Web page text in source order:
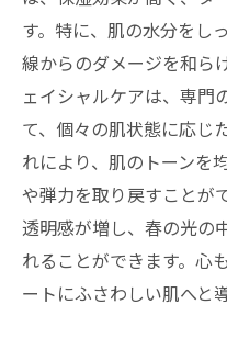
肌の生まれ変
秘密
春限定エステで
る
エステを活用
法
春におけるエ
法
エステで実現
す。特に、肌の水分をし
線からのダメージを和ら
ェイシャルケアは、専門
て、個々の肌状態に応じ
れにより、肌のトーンを
や弾力を取り戻すことが
透明感が増し、春の光の
れることができます。心
ートにふさわしい肌へと